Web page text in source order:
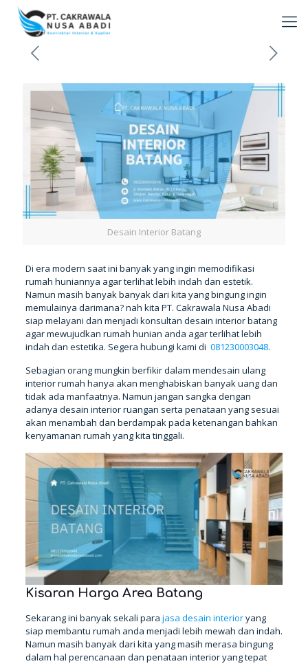
Desain Interior Batang
Di era modern saat ini banyak yang ingin memodifikasi
rumah huniannya agar terlihat lebih indah dan estetik.
Namun masih banyak banyak dari kita yang bingung ingin
memulainya darimana? nah kita PT. Cakrawala Nusa Abadi
siap melayani dan menjadi konsultan desain interior batang
agar mewujudkan rumah hunian anda agar terlihat lebih
indah dan estetika. Segera hubungi kami di 081230003048.
Sebagian orang mungkin berfikir dalam mendesain ulang
interior rumah hanya akan menghabiskan banyak uang dan
tidak ada manfaatnya. Namun jangan sangka dengan
adanya desain interior ruangan serta penataan yang sesuai
akan menambah dan berdampak pada ketenangan bahkan
kenyamanan rumah yang kita tinggali.
Kisaran Harga Area Batang
Sekarang ini banyak sekali para jasa desain interioryang
siap membantu rumah anda menjadi lebih mewah dan indah.
Namun masih banyak dari kita yang masih merasa bingung
dalam hal perencanaan dan penataan interior yang tepat